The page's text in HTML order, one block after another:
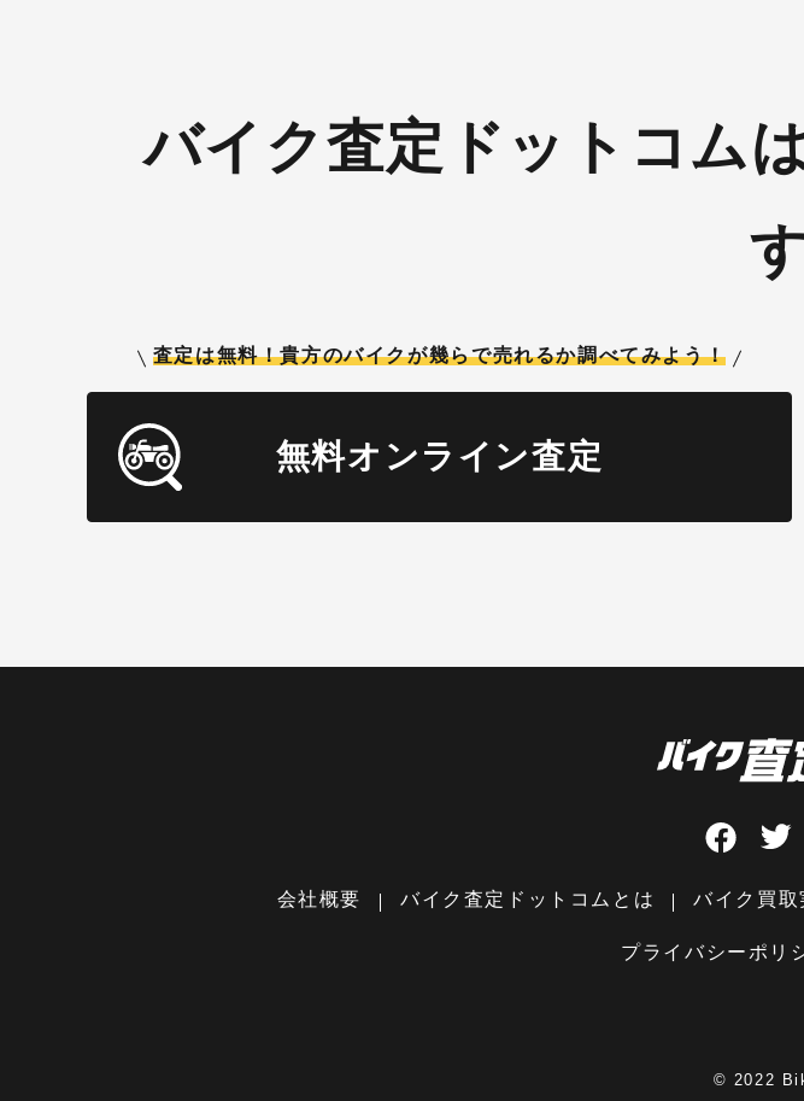
バイク査定ドットコム
査定は無料！貴方のバイクが幾らで売れるか調べてみよう！
無料オンライン査定
会社概要 バイク査定ドットコムとは バイク買取
プライバシーポリ
© 2022